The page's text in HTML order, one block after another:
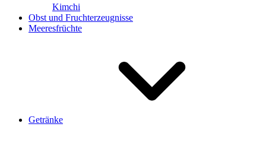
Kimchi
Obst und Fruchterzeugnisse
Meeresfrüchte
Getränke